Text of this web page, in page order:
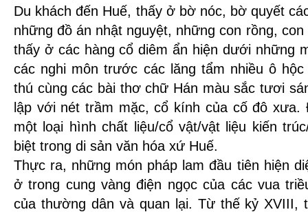
Du khách đến Huế, thấy ở bờ nóc, bờ quyết
những đồ án nhật nguyệt, những con rồng,
thấy ở các hàng cổ diêm ẩn hiện dưới những
các nghi môn trước các lăng tẩm nhiều ô
thú cùng các bài thơ chữ Hán màu sắc tươi
lập với nét trầm mặc, cổ kính của cố đô xưa.
một loại hình chất liệu/cổ vật/vật liệu kiến
biệt trong di sản văn hóa xứ Huế.
Thực ra, những món pháp lam đầu tiên hiện
ở trong cung vàng điện ngọc của các vua
của thường dân và quan lại. Từ thế kỷ XVIII,